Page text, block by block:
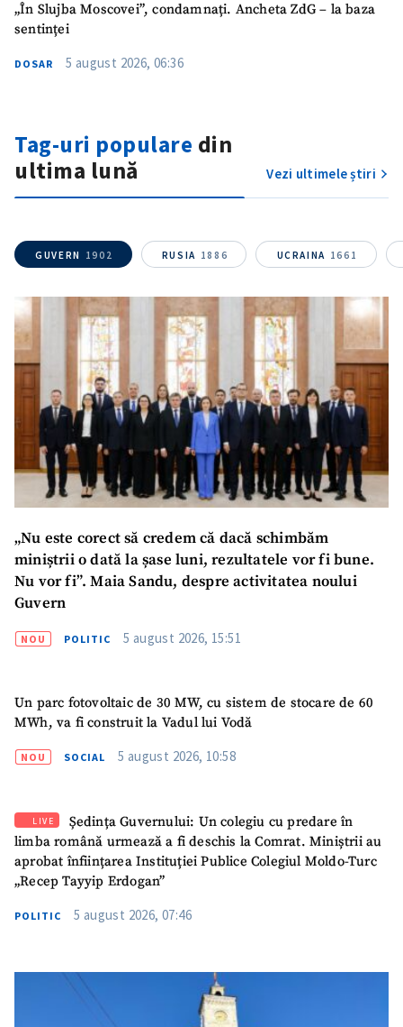
SUSȚINE
„În Slujba Moscovei”, condamnați. Ancheta ZdG – la baza
sentinței
DOSAR 5 august 2026, 06:36
Tag-uri populare din
ultima lună
Vezi ultimele știri
GUVERN 1902 RUSIA 1886 UCRAINA 1661
„Nu este corect să credem că dacă schimbăm
miniștrii o dată la șase luni, rezultatele vor fi bune.
Nu vor fi”. Maia Sandu, despre activitatea noului
Guvern
NOU POLITIC 5 august 2026, 15:51
Un parc fotovoltaic de 30 MW, cu sistem de stocare de 60
MWh, va fi construit la Vadul lui Vodă
NOU SOCIAL 5 august 2026, 10:58
LIVE
Ședința Guvernului: Un colegiu cu predare în
limba română urmează a fi deschis la Comrat. Miniștrii au
aprobat înființarea Instituției Publice Colegiul Moldo-Turc
„Recep Tayyip Erdogan”
POLITIC 5 august 2026, 07:46
Nume+ Numele meu
Email+ Emailul meu
Telefon
+ Telefon personal
Am citit și sunt de
acord cu politica de
.
TRIMITE ȘTIREA